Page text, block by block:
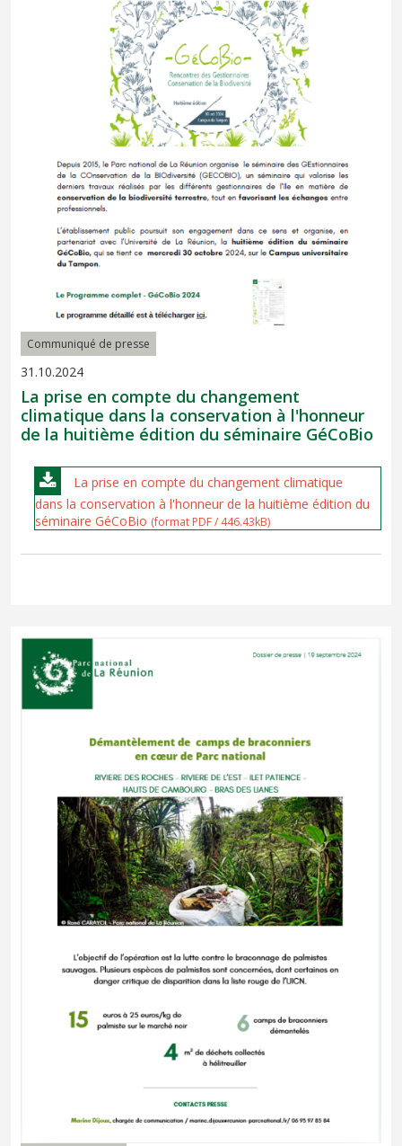
Communiqué de presse
31.10.2024
La prise en compte du changement
climatique dans la conservation à l'honneur
de la huitième édition du séminaire GéCoBio
La prise en compte du changement climatique
dans la conservation à l'honneur de la huitième édition du
séminaire GéCoBio (format PDF / 446.43kB)